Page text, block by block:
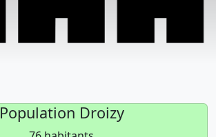
Population Droizy